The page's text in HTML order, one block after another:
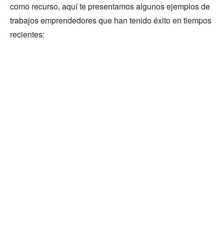
como recurso, aquí te presentamos algunos ejemplos de
trabajos emprendedores que han tenido éxito en tiempos
recientes: